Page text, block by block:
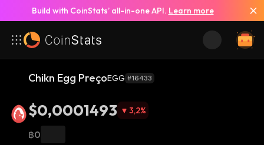
Build with CoinStats’ all-in-one API. Learn more
Chikn Egg PreçoEGG #16433
$0,0001493 3,2%
฿0